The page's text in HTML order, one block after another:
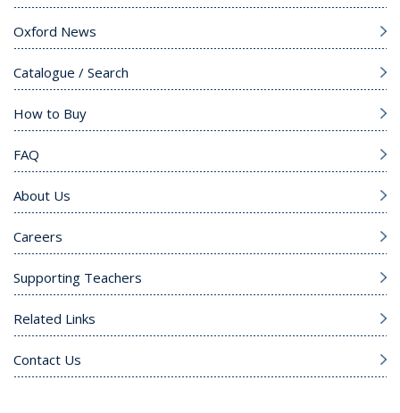
Oxford News
Catalogue / Search
How to Buy
FAQ
About Us
Careers
Supporting Teachers
Related Links
Contact Us